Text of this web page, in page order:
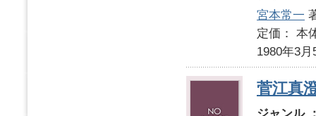
宮本常一
定価：
1980年3月
菅江真
ジャンル